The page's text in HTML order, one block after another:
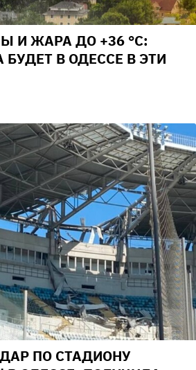
И ЖАРА ДО +36 °С:
В ОДЕССЕ В ЭТИ
ПО СТАДИОНУ